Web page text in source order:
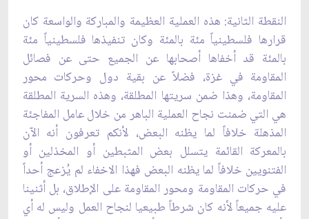
النقطة الثانية: هذه العملية العظيمة والمباركة والواسعة كان
قرارها فلسطينياً مئة بالمئة وكان ‏تنفيذها فلسطينياً مئة
بالمئة قد أخفاها أصحابها عن الجميع حتى عن فصائل
المقاومة في غزة، ‏فضلاً عن بقية دول وحركات محور
المقاومة، وهذا ضمن سريتها المطلقة، وهذه السرية المطلقة
‏هي التي ضمنت نجاح العملية الباهر من خلال عامل المفاجئة
المذهلة خلافاً لما يظنه البعض، لأنكم ‏تعرفون أنه الآن
بالمعركة القائمة يتسلل بعض المثبطين أو المخذلين أو
الفتنويين خلافاً لما يظنه ‏البعض فهذا الاخفاء لم يُزعج أحداً
في حركات المقاومة ومحور المقاومة على الإطلاق، بل أثنينا
‏عليه جميعاً لأنه كان شرطاً طبيعيا لنجاح العمل وليس له أي